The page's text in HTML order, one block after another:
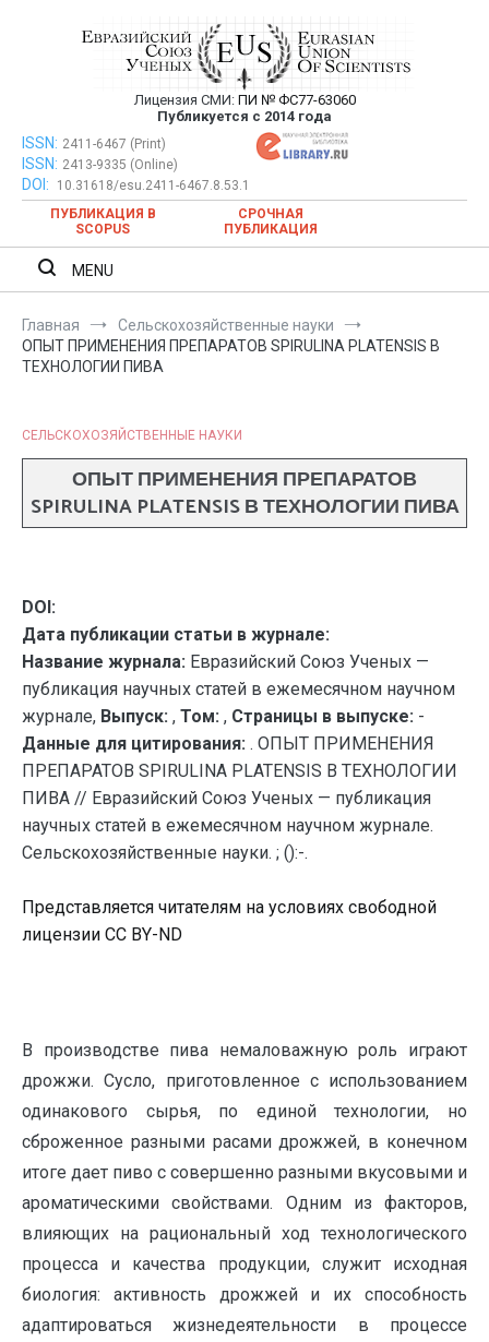
Евразийский Союз Ученых —
публикация научных статей в
ежемесячном научном журнале
Лицензия СМИ: ПИ № ФС77-63060
Публикуется с 2014 года
Евразийский Союз Ученых — публикация научных статей в
ежемесячном научном журнале
ISSN: 2411-6467 (Print)
ISSN: 2413-9335 (Online)
DOI:
10.31618/esu.2411-6467.8.53.1
ПУБЛИКАЦИЯ В
SCOPUS
СРОЧНАЯ
ПУБЛИКАЦИЯ
MENU
Главная
Сельскохозяйственные науки
ОПЫТ ПРИМЕНЕНИЯ ПРЕПАРАТОВ SPIRULINA PLATENSIS В
ТЕХНОЛОГИИ ПИВА
СЕЛЬСКОХОЗЯЙСТВЕННЫЕ НАУКИ
ОПЫТ ПРИМЕНЕНИЯ ПРЕПАРАТОВ
SPIRULINA PLATENSIS В ТЕХНОЛОГИИ ПИВА
DOI:
Дата публикации статьи в журнале:
Название журнала: Евразийский Союз Ученых —
публикация научных статей в ежемесячном научном
журнале, Выпуск: , Том: , Страницы в выпуске: -
Данные для цитирования: . ОПЫТ ПРИМЕНЕНИЯ
ПРЕПАРАТОВ SPIRULINA PLATENSIS В ТЕХНОЛОГИИ
ПИВА // Евразийский Союз Ученых — публикация
научных статей в ежемесячном научном журнале.
Сельскохозяйственные науки. ; ():-.
Представляется читателям на условиях свободной
лицензии CC BY-ND
В производстве пива немаловажную роль играют
дрожжи. Сусло, приготовленное с использованием
одинакового сырья, по единой технологии, но
сброженное разными расами дрожжей, в конечном
итоге дает пиво с совершенно разными вкусовыми и
ароматическими свойствами. Одним из факторов,
влияющих на рациональный ход технологического
процесса и качества продукции, служит исходная
биология: активность дрожжей и их способность
адаптироваться жизнедеятельности в процессе